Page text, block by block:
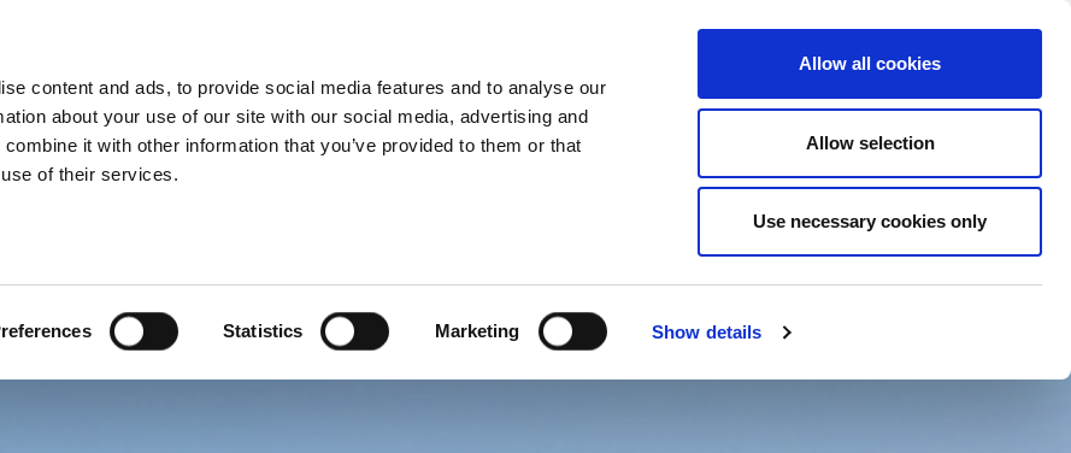
content and ads, to provide social media features and to analyse our
about your use of our site with our social media, advertising and
it with other information that you’ve provided to them or that
of their services.
Statistics Marketing Show details
Allow all cookies
Allow selection
Use necessary cookies only
SERVICES SOCIÉTÉ NOS SUCCÈS ACTUS/EVENEMENTS